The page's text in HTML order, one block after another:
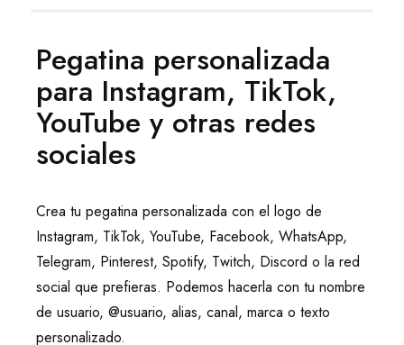
Pegatina personalizada
para Instagram, TikTok,
YouTube y otras redes
sociales
Crea tu pegatina personalizada con el logo de
Instagram, TikTok, YouTube, Facebook, WhatsApp,
Telegram, Pinterest, Spotify, Twitch, Discord o la red
social que prefieras. Podemos hacerla con tu nombre
de usuario, @usuario, alias, canal, marca o texto
personalizado.